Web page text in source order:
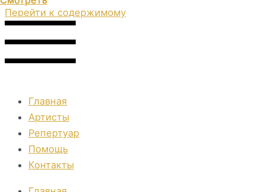
Перейти к содержимому
Главная
Артисты
Репертуар
Помощь
Контакты